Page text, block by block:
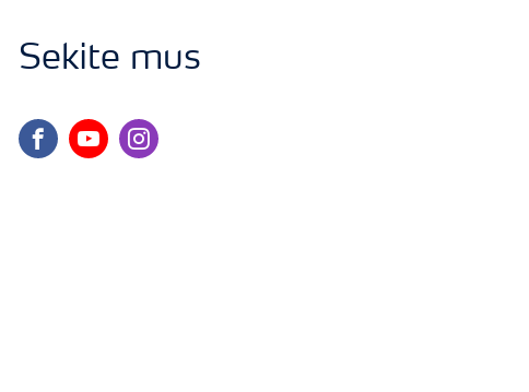
Sekite mus
facebookyoutubeinstagram